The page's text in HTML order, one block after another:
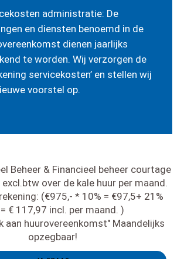
administratie: De
en diensten benoemd in de
dienen jaarlijks
te worden. Wij verzorgen de
servicekosten’ en stellen wij
voorstel op.
Beheer & Financieel beheer courtage
over de kale huur per maand.
(€975,- * 10% = €97,5+ 21%
€ 117,97 incl. per maand. )
aan huurovereenkomst" Maandelijks
opzegbaar!